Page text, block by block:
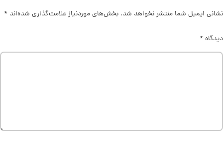
نشانی ایمیل شما منتشر نخواهد شد. بخش‌های موردنیاز علامت‌گذاری شده‌اند *
دیدگاه*